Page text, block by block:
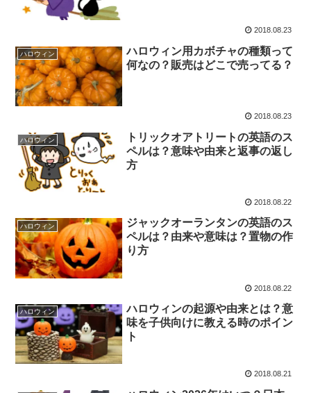
2018.08.23
ハロウィン
ハロウィン用カボチャの種類って
何なの？販売はどこで売ってる？
2018.08.23
ハロウィン
トリックオアトリートの英語のス
ペルは？意味や由来と返事の返し
方
2018.08.22
ハロウィン
ジャックオーランタンの英語のス
ペルは？由来や意味は？置物の作
り方
2018.08.22
ハロウィン
ハロウィンの起源や由来とは？意
味を子供向けに教える時のポイン
ト
2018.08.21